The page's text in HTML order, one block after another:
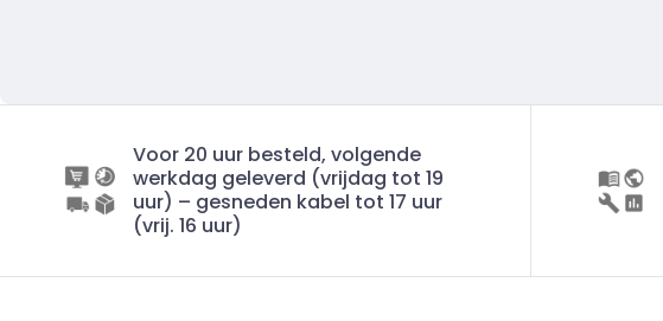
Voor 20 uur besteld, volgende
werkdag geleverd (vrijdag tot 19
uur) – gesneden kabel tot 17 uur
(vrij. 16 uur)